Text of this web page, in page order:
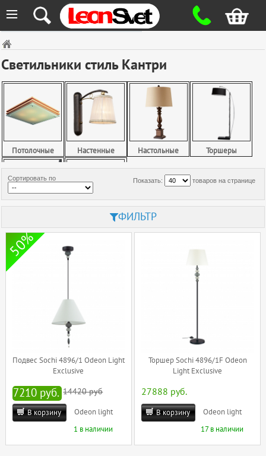
≡
Светильники стиль Кантри
Потолочные Настенные Настольные Торшеры
Споты Точечные
Сортировать по Показать: товаров на странице
ФИЛЬТР
Подвес Sochi 4896/1 Odeon Light
Exclusive
50%
7210 руб. 14420 руб
В корзину
Odeon light
1 в наличии
Торшер Sochi 4896/1F Odeon
Light Exclusive
27888 руб.
В корзину
Odeon light
17 в наличии